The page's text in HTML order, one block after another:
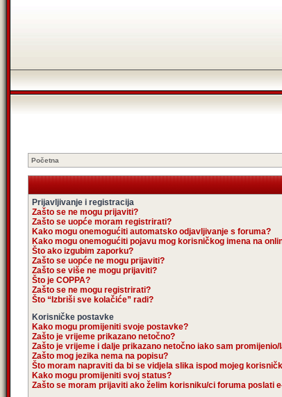
Početna
Prijavljivanje i registracija
Zašto se ne mogu prijaviti?
Zašto se uopće moram registrirati?
Kako mogu onemogućiti automatsko odjavljivanje s foruma?
Kako mogu onemogućiti pojavu mog korisničkog imena na
Što ako izgubim zaporku?
Zašto se uopće ne mogu prijaviti?
Zašto se više ne mogu prijaviti?
Što je COPPA?
Zašto se ne mogu registrirati?
Što “Izbriši sve kolačiće” radi?
Korisničke postavke
Kako mogu promijeniti svoje postavke?
Zašto je vrijeme prikazano netočno?
Zašto je vrijeme i dalje prikazano netočno iako sam
Zašto mog jezika nema na popisu?
Što moram napraviti da bi se vidjela slika ispod mojeg
Kako mogu promijeniti svoj status?
Zašto se moram prijaviti ako želim korisniku/ci foruma poslati